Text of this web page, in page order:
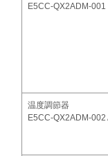
E5CC-QX2ADM-001
温度調節器
E5CC-QX2ADM-